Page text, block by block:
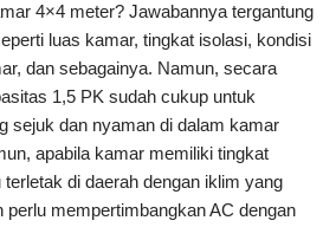
4×4 meter? Jawabannya tergantung
luas kamar, tingkat isolasi, kondisi
dan sebagainya. Namun, secara
1,5 PK sudah cukup untuk
sejuk dan nyaman di dalam kamar
apabila kamar memiliki tingkat
di daerah dengan iklim yang
perlu mempertimbangkan AC dengan